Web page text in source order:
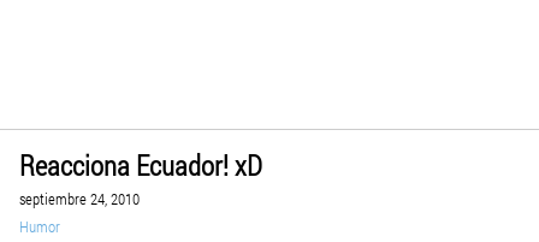
Reacciona Ecuador! xD
septiembre 24, 2010
Humor